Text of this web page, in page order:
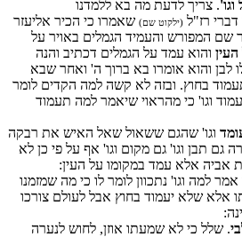
. צריך לדעת מה בא ללמדנו
דברי רז"ל (ילקוט שם) שאמרו כי הכיר אליעזר
שם המפורש והעמיד הגמלים באויר על
והוא עמד על הגמלים דכתיב והנה
לבן והוא אומרו בא ברוך ה' ואחר שבא
בחוץ. ובזה לא קשה למה הקדים לומר
וגו' כי מהראוי שיאמר למה תעמוד
וגו' שהגם ששאול שאל האיש את רבקה
גם תבן וגו' גם מקום וגו' אף על פי כן לא
אביה אלא עמד במקומו על העין:
אמר למה וגו' נתכוון לומר לו כי מה שמזמנו
אלא שלא יעמוד בחוץ אבל לעולם צורכו
. שלל כי לא שמעתו אוזן, לחוש לנערה